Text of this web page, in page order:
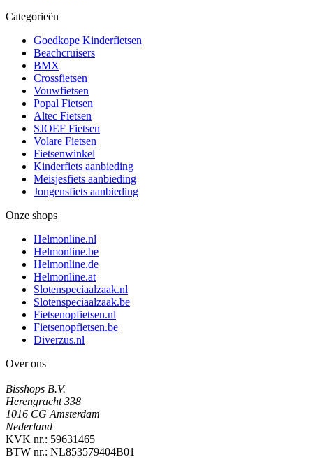
Categorieën
Goedkope Kinderfietsen
Beachcruisers
BMX
Crossfietsen
Vouwfietsen
Popal Fietsen
Altec Fietsen
SJOEF Fietsen
Volare Fietsen
Fietsenwinkel
Kinderfiets aanbieding
Meisjesfiets aanbieding
Jongensfiets aanbieding
Onze shops
Helmonline.nl
Helmonline.be
Helmonline.de
Helmonline.at
Slotenspeciaalzaak.nl
Slotenspeciaalzaak.be
Fietsenopfietsen.nl
Fietsenopfietsen.be
Diverzus.nl
Over ons
Bisshops B.V.
Herengracht 338
1016 CG Amsterdam
Nederland
KVK nr.: 59631465
BTW nr.: NL853579404B01